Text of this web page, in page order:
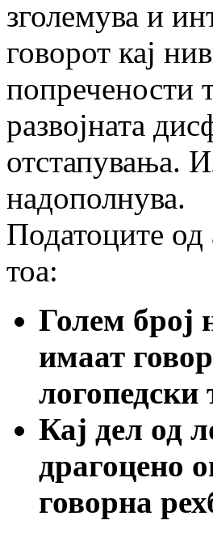
зголемува и
говорот кај
попречености
развојната
отстапувања.
надополнува.
Податоците од
тоа:
Голем број
имаат
логопедски
Кај дел од
драгоцено
говорна